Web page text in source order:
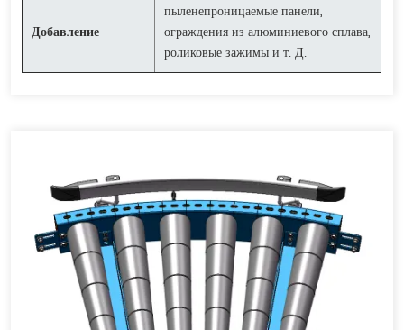
Добавление
пыленепроницаемые панели,
ограждения из алюминиевого сплава,
роликовые зажимы и т. Д.